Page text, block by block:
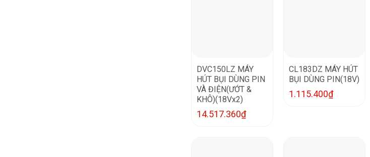
DVC150LZ MÁY
HÚT BỤI DÙNG PIN
VÀ ĐIỆN(ƯỚT &
KHÔ)(18Vx2)
14.517.360₫
CL183DZ MÁY HÚT
BỤI DÙNG PIN(18V)
1.115.400₫